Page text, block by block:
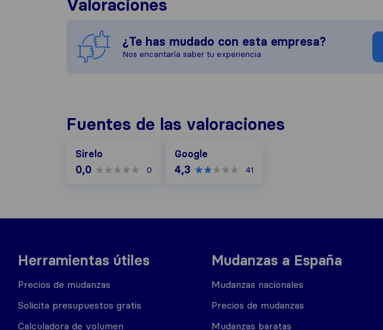
Valoraciones
¿Te has mudado con esta empresa?
Nos encantaría saber tu experiencia
Fuentes de las valoraciones
Sirelo
0,0 0
Google
4,3 41
Herramientas útiles
Precios de mudanzas
Solicita presupuestos gratis
Calculadora de volumen
Mudanzas a España
Mudanzas nacionales
Precios de mudanzas
Mudanzas baratas